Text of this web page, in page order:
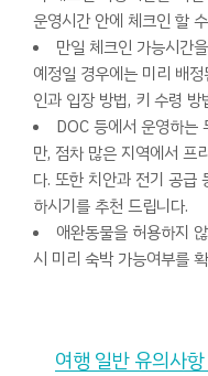
운영시간 안에 체크인 할
만일 체크인 가능시간
예정일 경우에는 미리 배
인과 입장 방법, 키 수령
DOC 등에서 운영하
만, 점차 많은 지역에서 프
다. 또한 치안과 전기 공급
하시기를 추천 드립니다.
애완동물을 허용하지
시 미리 숙박 가능여부를
여행 일반 유의사